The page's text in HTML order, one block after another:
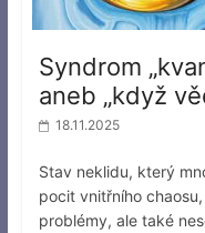
Syndrom
aneb „když
18.11.2025
Stav neklidu, který
pocit vnitřního
problémy, ale také